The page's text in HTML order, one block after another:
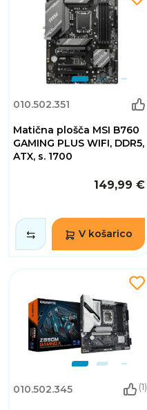
010.502.351
Matična plošča MSI B760
GAMING PLUS WIFI, DDR5,
ATX, s. 1700
149,99 €
V košarico
010.502.345 (1)